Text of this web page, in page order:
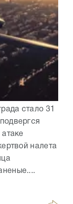
стало 31
налета